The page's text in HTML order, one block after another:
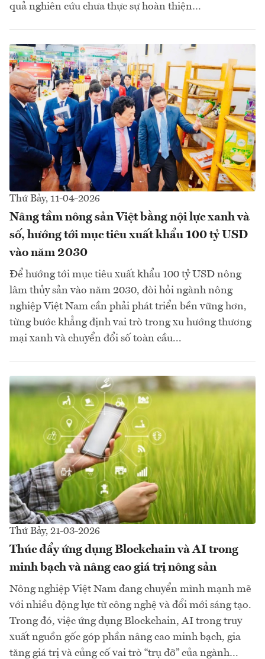
quả nghiên cứu chưa thực sự hoàn thiện…
Thứ Bảy, 11-04-2026
Nâng tầm nông sản Việt bằng nội lực xanh và
số, hướng tới mục tiêu xuất khẩu 100 tỷ USD
vào năm 2030
Để hướng tới mục tiêu xuất khẩu 100 tỷ USD nông
lâm thủy sản vào năm 2030, đòi hỏi ngành nông
nghiệp Việt Nam cần phải phát triển bền vững hơn,
từng bước khẳng định vai trò trong xu hướng thương
mại xanh và chuyển đổi số toàn cầu...
Thứ Bảy, 21-03-2026
Thúc đẩy ứng dụng Blockchain và AI trong
minh bạch và nâng cao giá trị nông sản
Nông nghiệp Việt Nam đang chuyển mình mạnh mẽ
với nhiều động lực từ công nghệ và đổi mới sáng tạo.
Trong đó, việc ứng dụng Blockchain, AI trong truy
xuất nguồn gốc góp phần nâng cao minh bạch, gia
tăng giá trị và củng cố vai trò “trụ đỡ” của ngành…